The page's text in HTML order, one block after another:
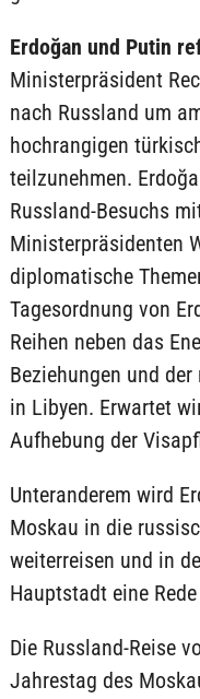
Erdoğan und Putin
Ministerpräsident
nach Russland um
hochrangigen
teilzunehmen.
Russland-Besuchs
Ministerpräsidenten
diplomatische
Tagesordnung von
Reihen neben das
Beziehungen und
in Libyen. Erwartet
Aufhebung der
Unteranderem wird
Moskau in die
weiterreisen und in
Hauptstadt eine
Die Russland-Reise
Jahrestag des